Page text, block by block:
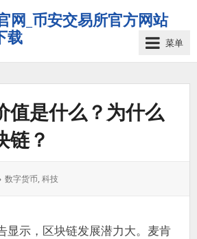
网_币安交易所官方网站
载
菜单
值是什么？为什么
链？
标
数字货币,科技
显示，区块链发展潜力大。麦肯